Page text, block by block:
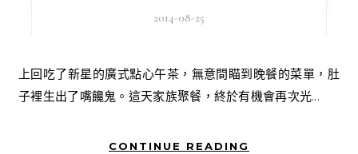
2014-08-25
上回吃了新星的廣式點心午茶，無意間瞄到晚餐的菜單，肚
子裡生出了嘴饞鬼。這天家族聚餐，終於有機會再次光...
CONTINUE READING